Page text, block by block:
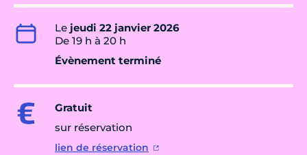
Le jeudi 22 janvier 2026
De 19 h à 20 h
Évènement terminé
Gratuit
sur réservation
lien de réservation